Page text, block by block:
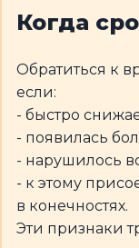
Когда
Обратиться к
если:
- быстро
- появилась
- нарушилось
- к этому
в конечностях.
Эти признаки